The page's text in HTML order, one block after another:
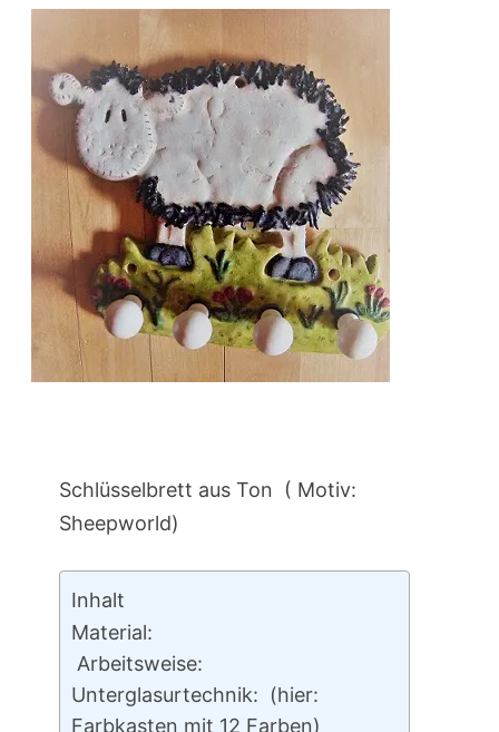
Schlüsselbrett aus Ton ( Motiv:
Sheepworld)
Inhalt
Material:
Arbeitsweise:
Unterglasurtechnik: (hier:
Farbkasten mit 12 Farben)